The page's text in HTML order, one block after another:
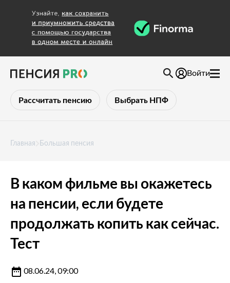
Рассчитать пенсию Выбрать НПФ
Войти
Главная Большая пенсия
В каком фильме вы окажетесь
на пенсии, если будете
продолжать копить как сейчас.
Тест
08.06.24, 09:00